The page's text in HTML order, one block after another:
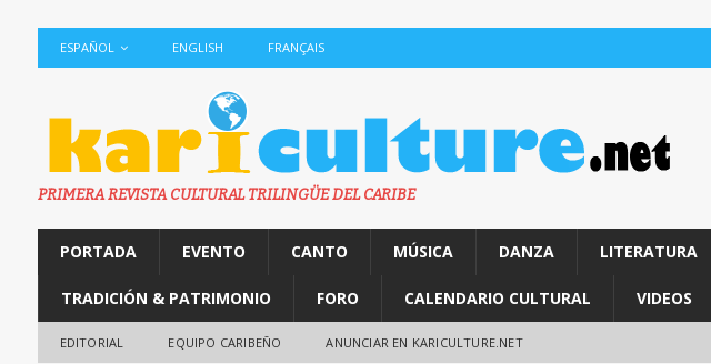
ESPAÑOL ENGLISH FRANÇAIS
PRIMERA REVISTA CULTURAL TRILINGÜE DEL CARIBE
PORTADA EVENTO CANTO MÚSICA DANZA LITERATURA
TRADICIÓN & PATRIMONIO FORO CALENDARIO CULTURAL VIDEOS
EDITORIAL EQUIPO CARIBEÑO ANUNCIAR EN KARICULTURE.NET